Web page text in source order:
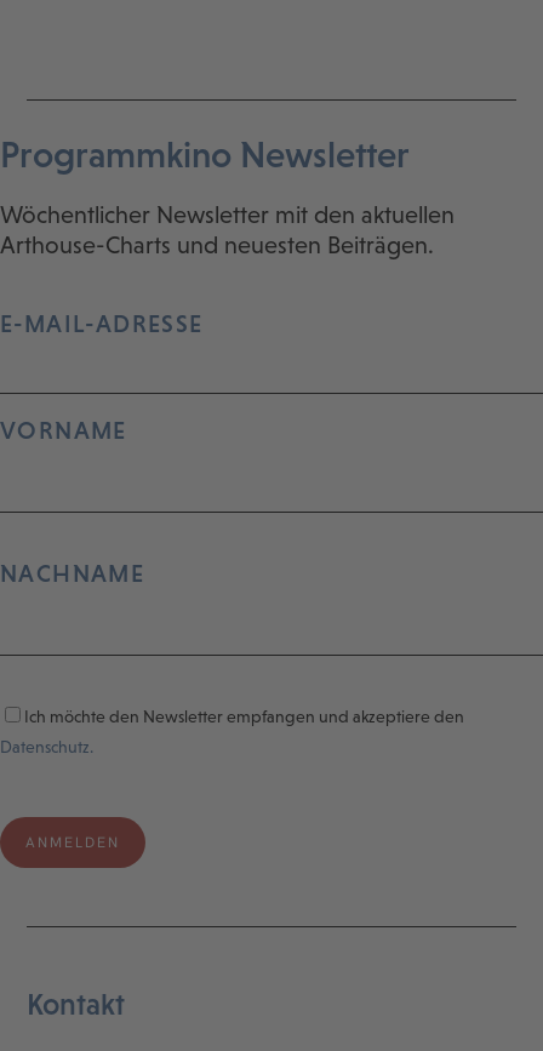
Programmkino Newsletter
Wöchentlicher Newsletter mit den aktuellen
Arthouse-Charts und neuesten Beiträgen.
E-MAIL-ADRESSE
VORNAME
NACHNAME
Ich möchte den Newsletter empfangen und akzeptiere den
Datenschutz.
Kontakt